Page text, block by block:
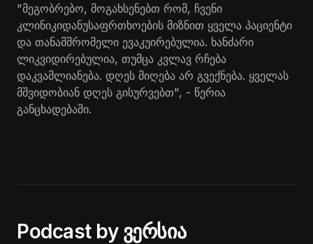
"მეგობრებო, მოგახსენებთ რომ, ჩვენი
კლინიკიდანუსაფრთხოების მიზნით ყველა პაციენტი
და თანამშრომელი ევაკუირებულია. ხანძარი
ლიკვიდირებულია, თუმცა კვლავ რჩება
დაკვამლიანება. დღეს მიღება არ გვექნება. ყველას
მშვიდობიან დღეს გისურვებთ", - წერია
განცხადებაში.
Podcast by ვერსია